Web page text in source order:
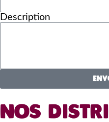
Description
NOS